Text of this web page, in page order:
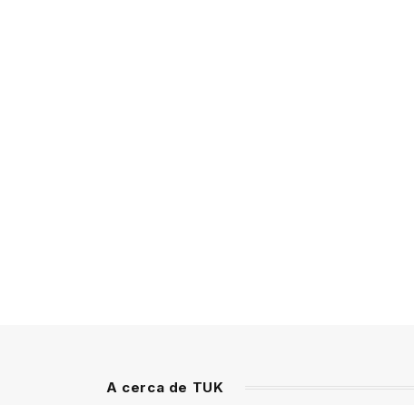
A cerca de TUK